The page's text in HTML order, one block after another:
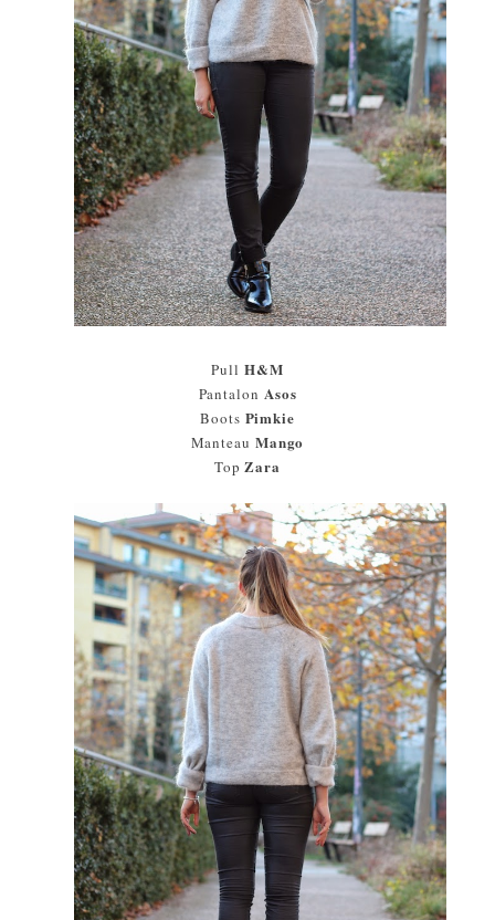
Pull H&M
Pantalon Asos
Boots Pimkie
Manteau Mango
Top Zara